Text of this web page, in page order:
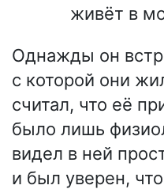
живёт в
Однажды он
с которой они
считал, что её
было лишь
видел в ней
и был уверен,